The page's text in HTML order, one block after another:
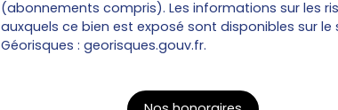
(abonnements compris). Les informations sur les
auxquels ce bien est exposé sont disponibles sur le
Géorisques : georisques.gouv.fr.